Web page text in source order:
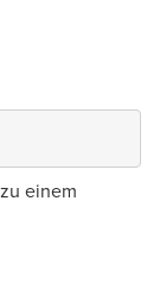
einem